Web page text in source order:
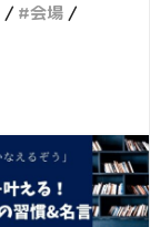
会場